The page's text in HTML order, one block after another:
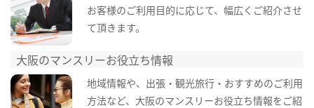
お客様のご利用目的に応じて、幅広くご紹介させ
て頂きます。
大阪のマンスリーお役立ち情報
地域情報や、出張・観光旅行・おすすめのご利用
方法など、大阪のマンスリーお役立ち情報をご紹